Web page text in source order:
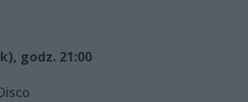
godz. 21:00